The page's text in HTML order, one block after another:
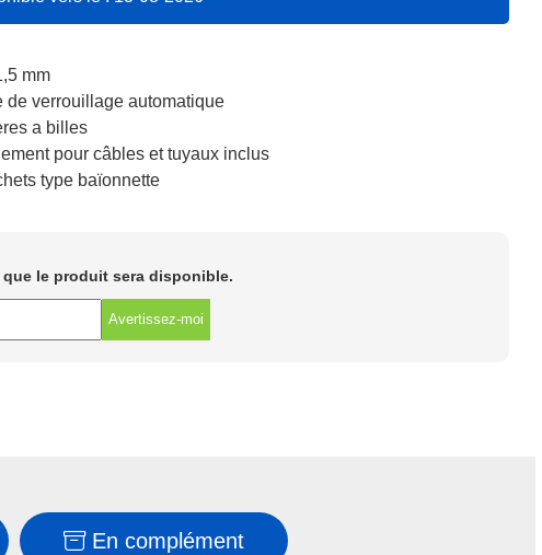
mm
de verrouillage automatique
a billes
pour câbles et tuyaux inclus
type baïonnette
que le produit sera disponible.
Avertissez-moi
En complément